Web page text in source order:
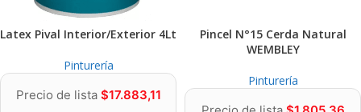
Latex Pival Interior/Exterior 4Lt
Pinturería
Precio de lista $17.883,11
Pincel N°15 Cerda Natural
WEMBLEY
Pinturería